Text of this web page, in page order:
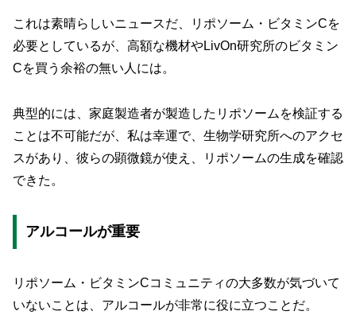
これは素晴らしいニュースだ、リポソーム・ビタミンCを
必要としているが、高額な機材やLivOn研究所のビタミン
Cを買う余裕の無い人には。
典型的には、家庭製造者が製造したリポソームを検証する
ことは不可能だが、私は幸運で、生物学研究所へのアクセ
スがあり、彼らの顕微鏡が使え、リポソームの生成を確認
できた。
アルコールが重要
リポソーム・ビタミンCコミュニティの大多数が気づいて
いないことは、アルコールが非常に役に立つことだ。